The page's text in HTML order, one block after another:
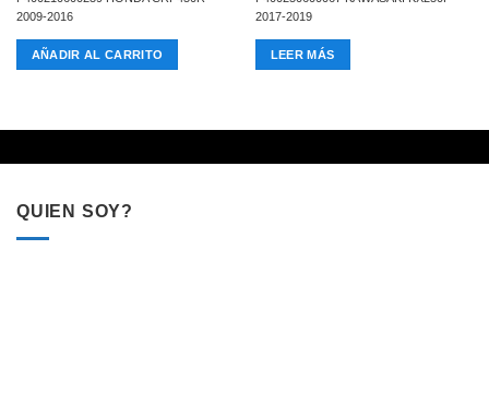
2009-2016
AÑADIR AL CARRITO
2017-2019
LEER MÁS
QUIEN SOY?